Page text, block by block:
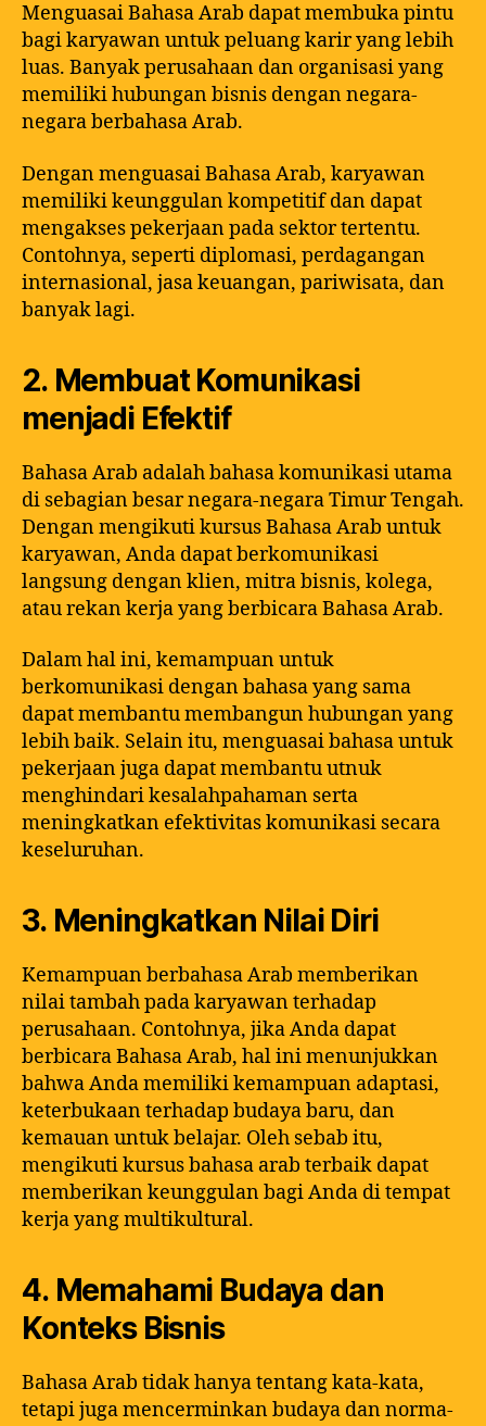
Menguasai Bahasa Arab dapat membuka pintu
bagi karyawan untuk peluang karir yang lebih
luas. Banyak perusahaan dan organisasi yang
memiliki hubungan bisnis dengan negara-
negara berbahasa Arab.
Dengan menguasai Bahasa Arab, karyawan
memiliki keunggulan kompetitif dan dapat
mengakses pekerjaan pada sektor tertentu.
Contohnya, seperti diplomasi, perdagangan
internasional, jasa keuangan, pariwisata, dan
banyak lagi.
2. Membuat Komunikasi
menjadi Efektif
Bahasa Arab adalah bahasa komunikasi utama
di sebagian besar negara-negara Timur Tengah.
Dengan mengikuti kursus Bahasa Arab untuk
karyawan, Anda dapat berkomunikasi
langsung dengan klien, mitra bisnis, kolega,
atau rekan kerja yang berbicara Bahasa Arab.
Dalam hal ini, kemampuan untuk
berkomunikasi dengan bahasa yang sama
dapat membantu membangun hubungan yang
lebih baik. Selain itu, menguasai bahasa untuk
pekerjaan juga dapat membantu utnuk
menghindari kesalahpahaman serta
meningkatkan efektivitas komunikasi secara
keseluruhan.
3. Meningkatkan Nilai Diri
Kemampuan berbahasa Arab memberikan
nilai tambah pada karyawan terhadap
perusahaan. Contohnya, jika Anda dapat
berbicara Bahasa Arab, hal ini menunjukkan
bahwa Anda memiliki kemampuan adaptasi,
keterbukaan terhadap budaya baru, dan
kemauan untuk belajar. Oleh sebab itu,
mengikuti kursus bahasa arab terbaik dapat
memberikan keunggulan bagi Anda di tempat
kerja yang multikultural.
4. Memahami Budaya dan
Konteks Bisnis
Bahasa Arab tidak hanya tentang kata-kata,
tetapi juga mencerminkan budaya dan norma-